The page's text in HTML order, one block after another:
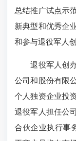
总结推广试点示
新典型和优秀企
和参与退役军人
退役军人创办
公司和股份有限
个人独资企业投
退役军人担任公
合伙企业执行事